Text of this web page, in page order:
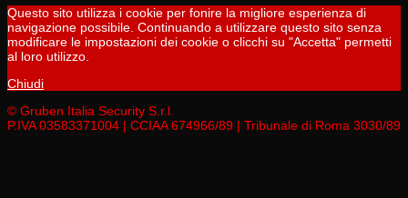
Questo sito utilizza i cookie per fonire la migliore esperienza di
navigazione possibile. Continuando a utilizzare questo sito senza
modificare le impostazioni dei cookie o clicchi su "Accetta" permetti
al loro utilizzo.
Chiudi
© Gruben Italia Security S.r.l.
P.IVA 03583371004 | CCIAA 674966/89 | Tribunale di Roma 3030/89